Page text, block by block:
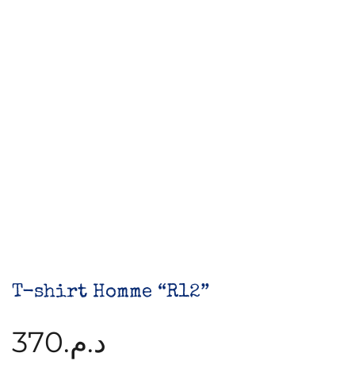
T-shirt Homme “R12”
د.م.370